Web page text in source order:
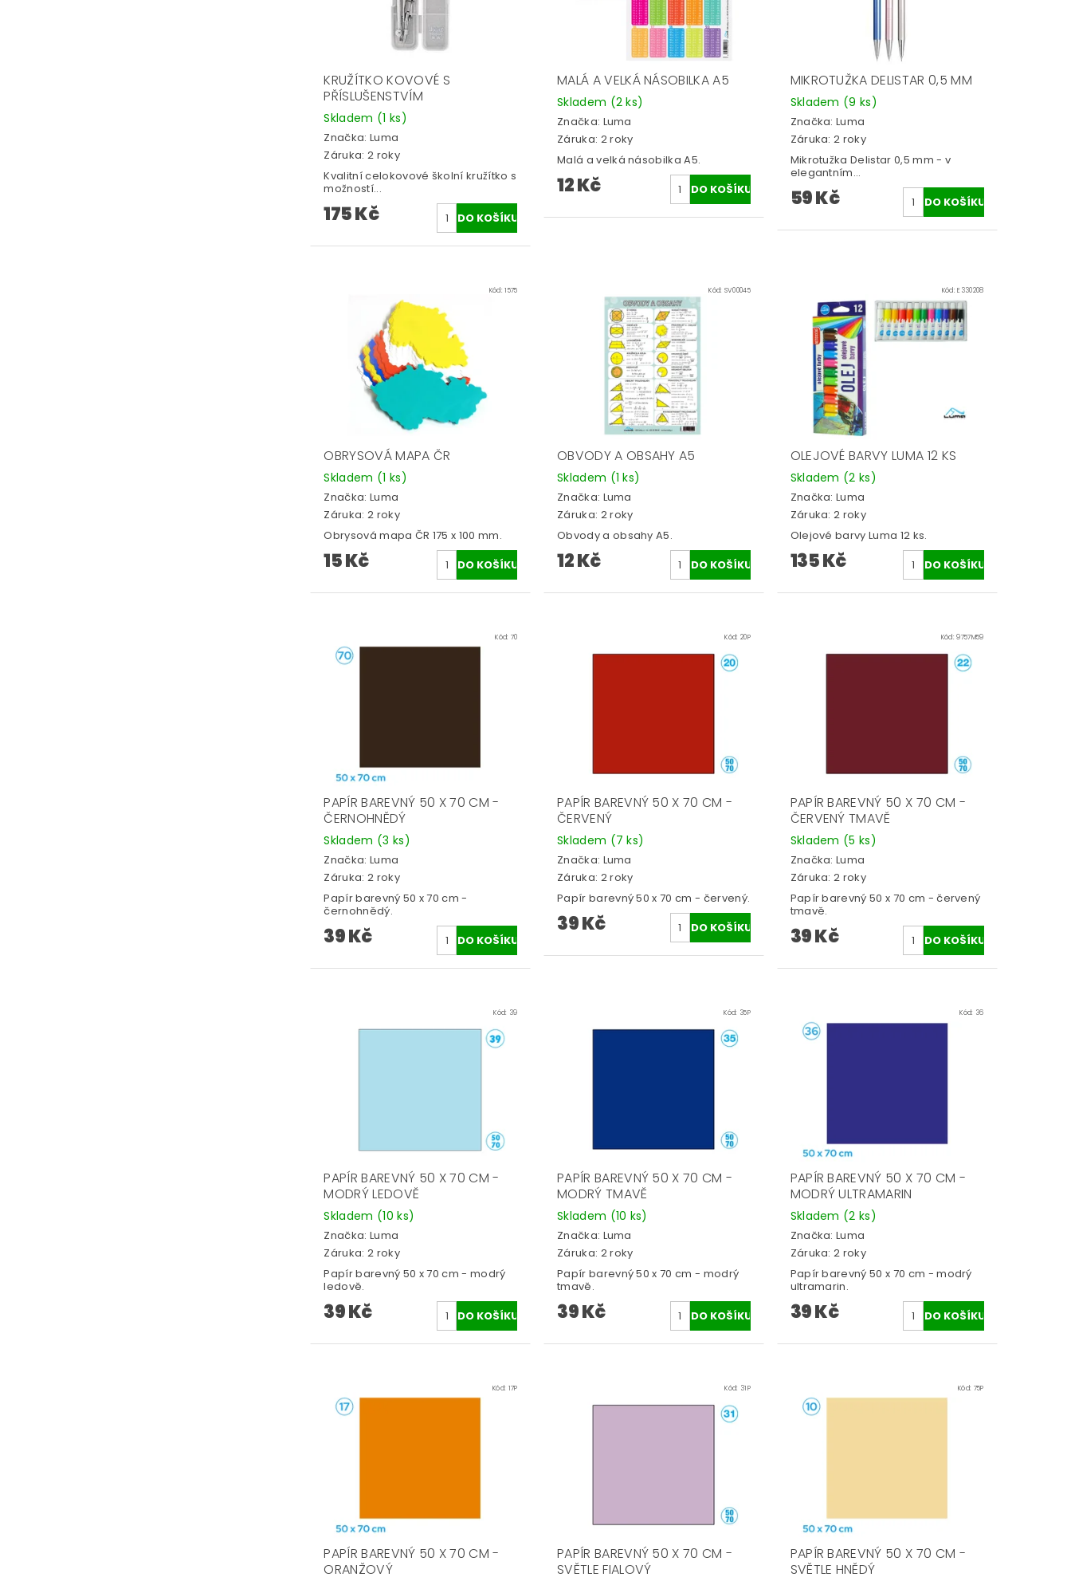
KRUŽÍTKO KOVOVÉ S
PŘÍSLUŠENSTVÍM
Skladem (1 ks)
Značka: Luma
Záruka: 2 roky
Kvalitní celokovové školní kružítko s
možností...
175 Kč
MALÁ A VELKÁ NÁSOBILKA A5
Skladem (2 ks)
Značka: Luma
Záruka: 2 roky
Malá a velká násobilka A5.
12 Kč
MIKROTUŽKA DELISTAR 0,5 MM
Skladem (9 ks)
Značka:Luma
Záruka: 2 roky
Mikrotužka Delistar 0,5 mm - v
elegantním...
59 Kč
Kód:1575
OBRYSOVÁ MAPA ČR
Skladem (1 ks)
Značka: Luma
Záruka: 2 roky
Obrysová mapa ČR 175 x 100 mm.
15 Kč
Kód: SV00045
OBVODY A OBSAHY A5
Skladem (1 ks)
Značka: Luma
Záruka: 2 roky
Obvody a obsahy A5.
12 Kč
Kód:E330208
OLEJOVÉ BARVY LUMA 12 KS
Skladem (2 ks)
Značka:Luma
Záruka: 2 roky
Olejové barvy Luma 12 ks.
135 Kč
Kód: 70
PAPÍR BAREVNÝ 50 X 70 CM -
ČERNOHNĚDÝ
Skladem (3 ks)
Značka: Luma
Záruka: 2 roky
Papír barevný 50 x 70 cm -
černohnědý.
39 Kč
Kód:20P
PAPÍR BAREVNÝ 50 X 70 CM -
ČERVENÝ
Skladem (7 ks)
Značka: Luma
Záruka: 2 roky
Papír barevný 50 x 70 cm - červený.
39 Kč
Kód:9757M59
PAPÍR BAREVNÝ 50 X 70 CM -
ČERVENÝ TMAVĚ
Skladem (5 ks)
Značka:Luma
Záruka: 2 roky
Papír barevný 50 x 70 cm - červený
tmavě.
39 Kč
Kód: 39
PAPÍR BAREVNÝ 50 X 70 CM -
MODRÝ LEDOVĚ
Skladem (10 ks)
Značka: Luma
Záruka: 2 roky
Papír barevný 50 x 70 cm - modrý
ledově.
39 Kč
Kód: 35P
PAPÍR BAREVNÝ 50 X 70 CM -
MODRÝ TMAVĚ
Skladem (10 ks)
Značka: Luma
Záruka: 2 roky
Papír barevný 50 x 70 cm - modrý
tmavě.
39 Kč
Kód: 36
PAPÍR BAREVNÝ 50 X 70 CM -
MODRÝ ULTRAMARIN
Skladem (2 ks)
Značka:Luma
Záruka: 2 roky
Papír barevný 50 x 70 cm - modrý
ultramarin.
39 Kč
Kód: 17P
PAPÍR BAREVNÝ 50 X 70 CM -
ORANŽOVÝ
Kód: 31P
PAPÍR BAREVNÝ 50 X 70 CM -
SVĚTLE FIALOVÝ
Kód: 75P
PAPÍR BAREVNÝ 50 X 70 CM -
SVĚTLE HNĚDÝ